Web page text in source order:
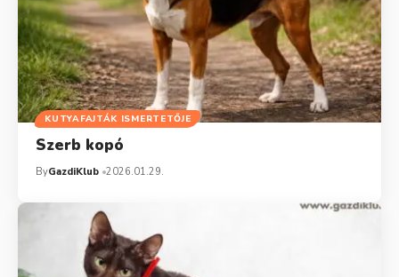
KUTYAFAJTÁK ISMERTETŐJE
Szerb kopó
ByGazdiKlub 2026.01.29.